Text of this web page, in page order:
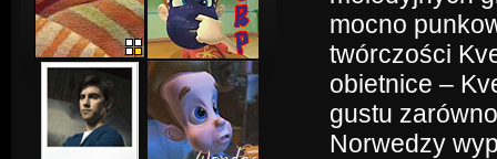
mocno
twórczości
obietnice –
gustu
Norwedzy